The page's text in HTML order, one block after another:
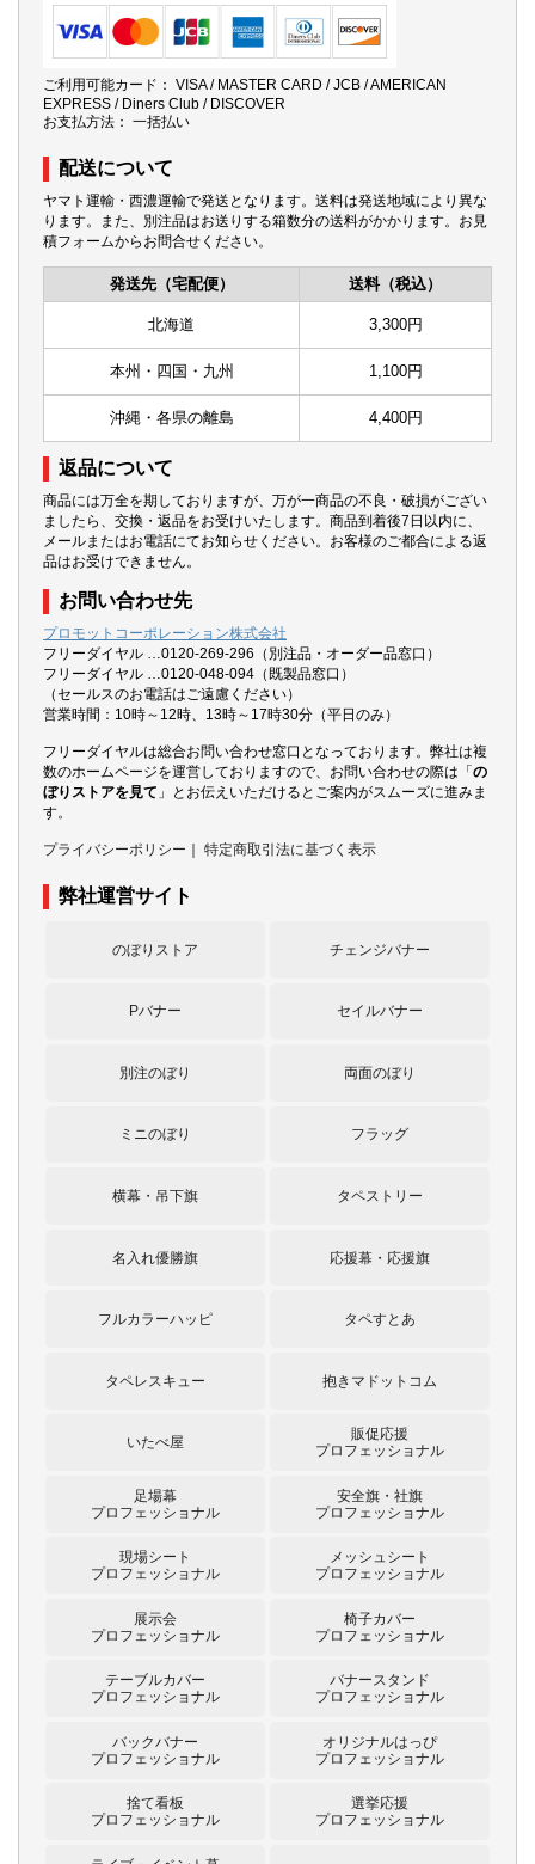
ご利用可能カード： VISA / MASTER CARD / JCB / AMERICAN
EXPRESS / Diners Club / DISCOVER
お支払方法： 一括払い
配送について
ヤマト運輸・西濃運輸で発送となります。送料は発送地域により異な
ります。また、別注品はお送りする箱数分の送料がかかります。お見
積フォームからお問合せください。
発送先（宅配便） 送料（税込）
北海道 3,300円
本州・四国・九州 1,100円
沖縄・各県の離島 4,400円
返品について
商品には万全を期しておりますが、万が一商品の不良・破損がござい
ましたら、交換・返品をお受けいたします。商品到着後7日以内に、
メールまたはお電話にてお知らせください。お客様のご都合による返
品はお受けできません。
お問い合わせ先
プロモットコーポレーション株式会社
フリーダイヤル …0120-269-296（別注品・オーダー品窓口）
フリーダイヤル …0120-048-094（既製品窓口）
（セールスのお電話はご遠慮ください）
営業時間：10時～12時、13時～17時30分（平日のみ）
フリーダイヤルは総合お問い合わせ窓口となっております。弊社は複
数のホームページを運営しておりますので、お問い合わせの際は「 の
ぼりストアを見て 」とお伝えいただけるとご案内がスムーズに進みま
す。
プライバシーポリシー 特定商取引法に基づく表示
弊社運営サイト
のぼりストア チェンジバナー
Pバナー セイルバナー
別注のぼり 両面のぼり
ミニのぼり フラッグ
横幕・吊下旗 タペストリー
名入れ優勝旗 応援幕・応援旗
フルカラーハッピ タペすとあ
タペレスキュー 抱きマドットコム
いたべ屋
販促応援
プロフェッショナル
足場幕
プロフェッショナル
安全旗・社旗
プロフェッショナル
現場シート
プロフェッショナル
メッシュシート
プロフェッショナル
展示会
プロフェッショナル
椅子カバー
プロフェッショナル
テーブルカバー
プロフェッショナル
バナースタンド
プロフェッショナル
バックバナー
プロフェッショナル
オリジナルはっぴ
プロフェッショナル
捨て看板
プロフェッショナル
選挙応援
プロフェッショナル